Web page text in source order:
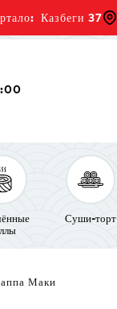
Казбеги 37
Суши-торт
Маки